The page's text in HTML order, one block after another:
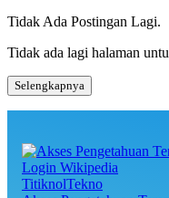
Tidak Ada Postingan Lagi.
Tidak ada lagi halaman
Selengkapnya
TitiknolTekno